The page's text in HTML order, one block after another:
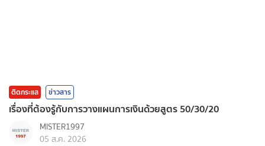
ติดกระแส ข่าวสาร
เรื่องที่ต้องรู้กับการวางแผนการเงินด้วยสูตร 50/30/20
MISTER1997
05 ส.ค. 2026